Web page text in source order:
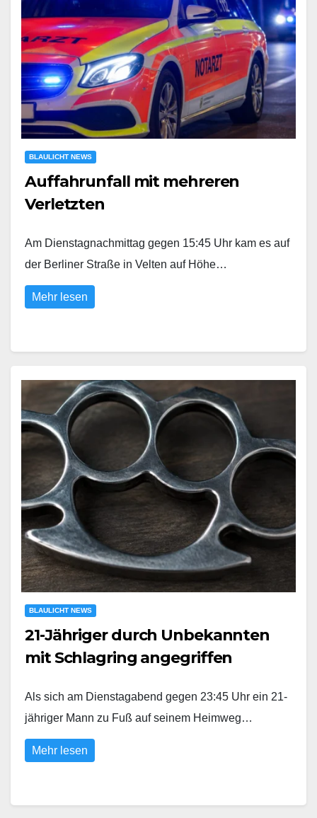
BLAULICHT NEWS
Auffahrunfall mit mehreren
Verletzten
Am Dienstagnachmittag gegen 15:45 Uhr kam es auf
der Berliner Straße in Velten auf Höhe…
Mehr lesen
BLAULICHT NEWS
21-Jähriger durch Unbekannten
mit Schlagring angegriffen
Als sich am Dienstagabend gegen 23:45 Uhr ein 21-
jähriger Mann zu Fuß auf seinem Heimweg…
Mehr lesen